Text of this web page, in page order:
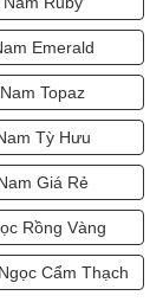
Emerald
Topaz
Tỳ Hưu
Giá Rẻ
Rồng Vàng
Cẩm Thạch